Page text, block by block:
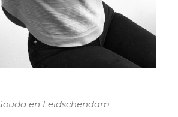
en Leidschendam